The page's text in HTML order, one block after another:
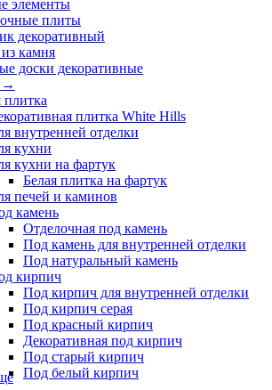
элементы
плиты
декоративный
камня
доски декоративные
→
плитка
плитка White Hills
внутренней отделки
кухни
кухни на фартук
Белая плитка на фартук
печей и каминов
камень
Отделочная под камень
Под камень для внутренней отделки
Под натуральный камень
кирпич
Под кирпич для внутренней отделки
Под кирпич серая
Под красный кирпич
Декоративная под кирпич
Под старый кирпич
Под белый кирпич